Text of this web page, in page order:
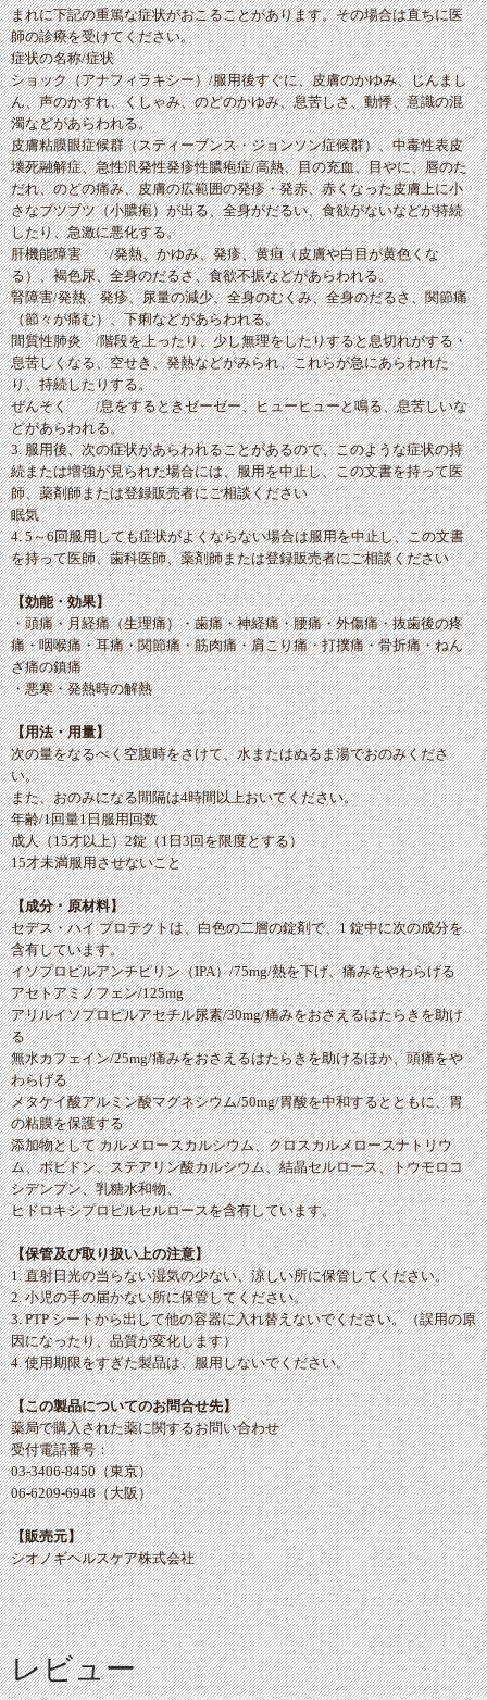
まれに下記の重篤な症状がおこることがあります。その場合は直ちに医
師の診療を受けてください。
症状の名称/症状
ショック（アナフィラキシー）/服用後すぐに、皮膚のかゆみ、じんまし
ん、声のかすれ、くしゃみ、のどのかゆみ、息苦しさ、動悸、意識の混
濁などがあらわれる。
皮膚粘膜眼症候群（スティーブンス・ジョンソン症候群）、中毒性表皮
壊死融解症、急性汎発性発疹性膿疱症/高熱、目の充血、目やに、唇のた
だれ、のどの痛み、皮膚の広範囲の発疹・発赤、赤くなった皮膚上に小
さなブツブツ（小膿疱）が出る、全身がだるい、食欲がないなどが持続
したり、急激に悪化する。
肝機能障害 /発熱、かゆみ、発疹、黄疸（皮膚や白目が黄色くな
る）、褐色尿、全身のだるさ、食欲不振などがあらわれる。
腎障害/発熱、発疹、尿量の減少、全身のむくみ、全身のだるさ、関節痛
（節々が痛む）、下痢などがあらわれる。
間質性肺炎 /階段を上ったり、少し無理をしたりすると息切れがする・
息苦しくなる、空せき、発熱などがみられ、これらが急にあらわれた
り、持続したりする。
ぜんそく /息をするときゼーゼー、ヒューヒューと鳴る、息苦しいな
どがあらわれる。
3. 服用後、次の症状があらわれることがあるので、このような症状の持
続または増強が見られた場合には、服用を中止し、この文書を持って医
師、薬剤師または登録販売者にご相談ください
眠気
4. 5～6回服用しても症状がよくならない場合は服用を中止し、この文書
を持って医師、歯科医師、薬剤師または登録販売者にご相談ください
【効能・効果】
・頭痛・月経痛（生理痛）・歯痛・神経痛・腰痛・外傷痛・抜歯後の疼
痛・咽喉痛・耳痛・関節痛・筋肉痛・肩こり痛・打撲痛・骨折痛・ねん
ざ痛の鎮痛
・悪寒・発熱時の解熱
【用法・用量】
次の量をなるべく空腹時をさけて、水またはぬるま湯でおのみくださ
い。
また、おのみになる間隔は4時間以上おいてください。
年齢/1回量1日服用回数
成人（15才以上）2錠（1日3回を限度とする）
15才未満服用させないこと
【成分 ･ 原材料】
セデス・ハイ プロテクトは、白色の二層の錠剤で、1 錠中に次の成分を
含有しています。
イソプロピルアンチピリン（IPA）/75mg/熱を下げ、痛みをやわらげる
アセトアミノフェン/125mg
アリルイソプロピルアセチル尿素/30mg/痛みをおさえるはたらきを助け
る
無水カフェイン/25mg/痛みをおさえるはたらきを助けるほか、頭痛をや
わらげる
メタケイ酸アルミン酸マグネシウム/50mg/胃酸を中和するとともに、胃
の粘膜を保護する
添加物として カルメロースカルシウム、クロスカルメロースナトリウ
ム、ポビドン、ステアリン酸カルシウム、結晶セルロース、トウモロコ
シデンプン、乳糖水和物、
ヒドロキシプロピルセルロースを含有しています。
【保管及び取り扱い上の注意】
1. 直射日光の当らない湿気の少ない、涼しい所に保管してください。
2. 小児の手の届かない所に保管してください。
3. PTP シートから出して他の容器に入れ替えないでください。（誤用の原
因になったり、品質が変化します）
4. 使用期限をすぎた製品は、服用しないでください。
【この製品についてのお問合せ先】
薬局で購入された薬に関するお問い合わせ
受付電話番号：
03-3406-8450（東京）
06-6209-6948（大阪）
【販売元】
シオノギヘルスケア株式会社
レビュー